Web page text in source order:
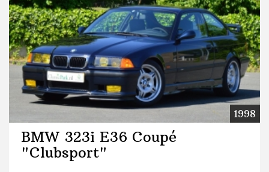
1998
BMW 323i E36 Coupé
"Clubsport"